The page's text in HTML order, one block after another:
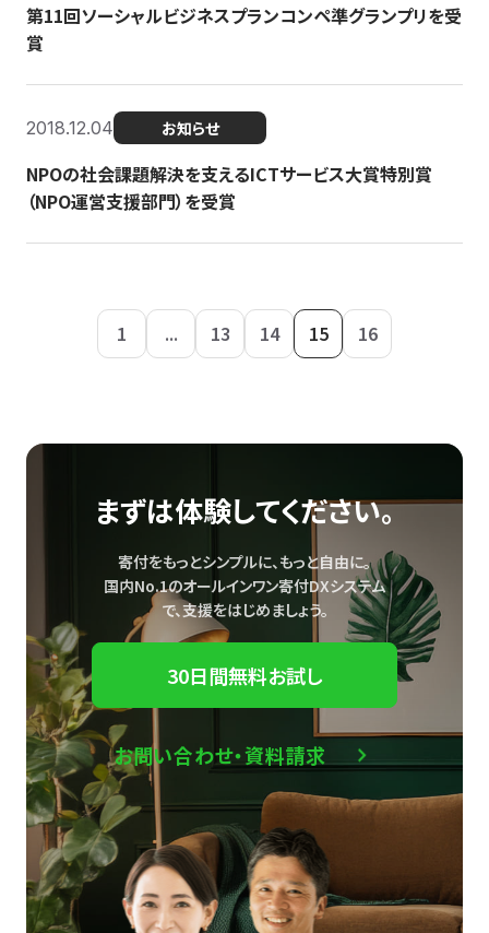
第11回ソーシャルビジネスプランコンペ準グランプリを受
賞
2018.12.04 お知らせ
NPOの社会課題解決を支えるICTサービス大賞特別賞
（NPO運営支援部門）を受賞
1 ... 13 14 15 16
まずは体験してください。
寄付をもっとシンプルに、もっと自由に。
国内No.1のオールインワン寄付DXシステム
で、支援をはじめましょう。
30日間無料お試し
お問い合わせ・資料請求